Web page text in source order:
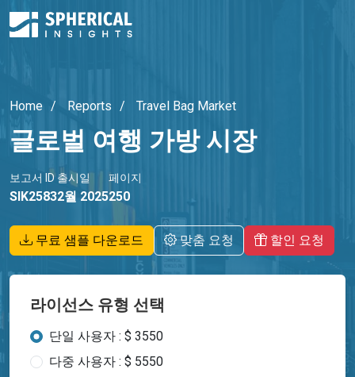
Home Reports Travel Bag Market
글로벌 여행 가방 시장
보고서 ID
SIK2583
출시일
2월 2025
페이지
250
무료 샘플 다운로드 맞춤 요청 할인 요청
라이선스 유형 선택
단일 사용자 : $ 3550
다중 사용자 : $ 5550